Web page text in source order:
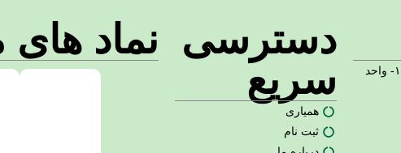
تهران - خیابان بهشتی - خیابان پاکستان - کوچه چهارم - پلاک ۱۸- واحد
دسترسی
سریع
همیاری
ثبت نام
نماد های